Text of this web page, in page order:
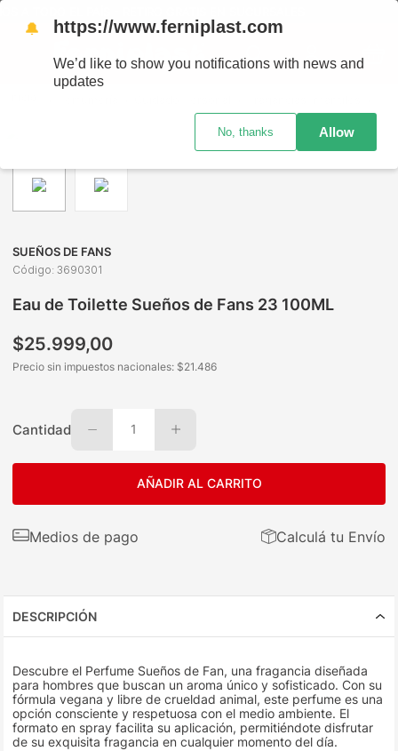
SUEÑOS DE FANS
Código:3690301
Eau de Toilette Sueños de Fans 23 100ML
$25.999,00
Precio sin impuestos nacionales: $21.486
Cantidad 1
AÑADIR AL CARRITO
Medios de pago Calculá tu Envío
DESCRIPCIÓN
Descubre el Perfume Sueños de Fan, una fragancia diseñada
para hombres que buscan un aroma único y sofisticado. Con su
fórmula vegana y libre de crueldad animal, este perfume es una
opción consciente y respetuosa con el medio ambiente. El
formato en spray facilita su aplicación, permitiéndote disfrutar
de su exquisita fragancia en cualquier momento del día.
🔔 https://www.ferniplast.com
We’d like to show you notifications with news and
updates
No, thanks Allow